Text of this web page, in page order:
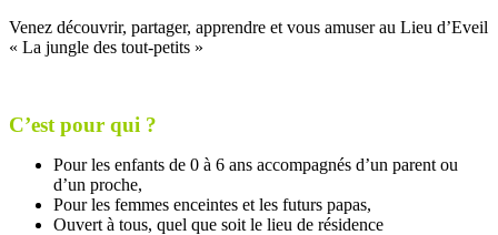
Venez découvrir, partager, apprendre et vous amuser au Lieu d’Eveil
« La jungle des tout-petits »
C’est pour qui ?
Pour les enfants de 0 à 6 ans accompagnés d’un parent ou
d’un proche,
Pour les femmes enceintes et les futurs papas,
Ouvert à tous, quel que soit le lieu de résidence